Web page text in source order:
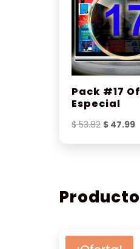
Pack #17
Especial
$53.82 El
$ 47.99El